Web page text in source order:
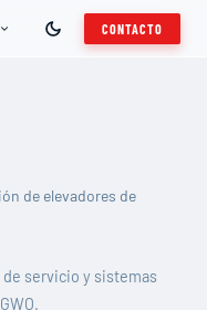
CONTACTO
de elevadores de
de servicio y sistemas